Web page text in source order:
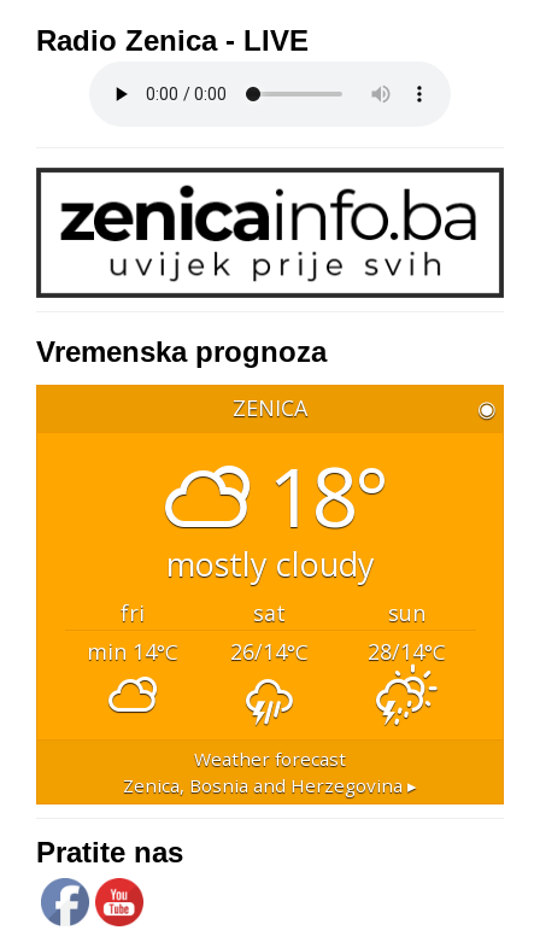
Radio Zenica - LIVE
Vremenska prognoza
ZENICA ◉
18°
mostly cloudy
fri sat
sun
min 14°C 26/14°C 28/14°C
Weather forecast
Zenica, Bosnia and Herzegovina ▸
Pratite nas